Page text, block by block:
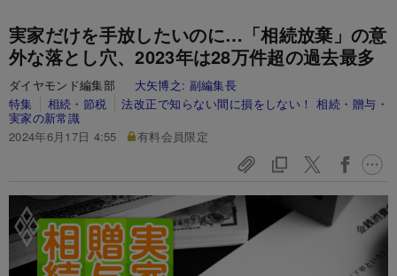
実家だけを手放したいのに…「相続放棄」の意
外な落とし穴、2023年は28万件超の過去最多
ダイヤモンド編集部 大矢博之: 副編集長
特集
相続・節税
法改正で知らない間に損をしない！ 相続・贈与・
実家の新常識
2024年6月17日 4:55
有料会員限定